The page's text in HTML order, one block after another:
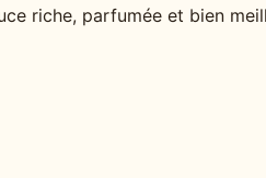
riche, parfumée et bien